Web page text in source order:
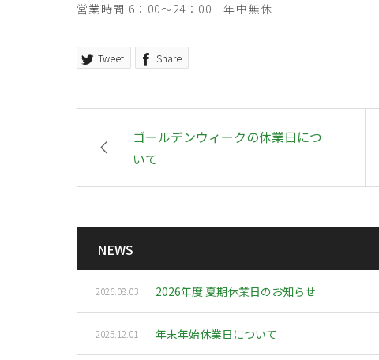
営業時間 6：00～24：00 年中無休
Tweet Share
ゴールデンウィークの休業日につ
いて
NEWS
2026.08.03 2026年度 夏期休業日のお知らせ
2025.12.01 年末年始休業日について